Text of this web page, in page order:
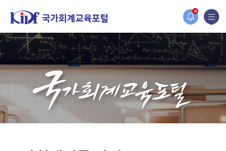
N
홈페이지가 새롭게 개편되었습니다.
한국조세재정연구원홈페이지가 새롭게 개설되었습니다.